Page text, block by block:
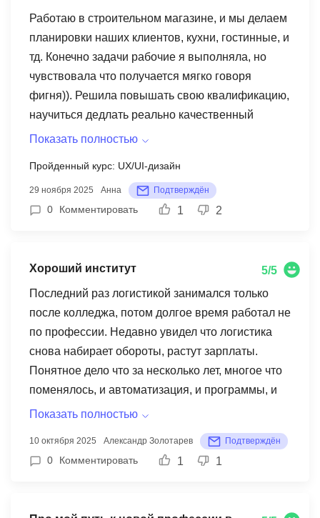
Работаю в строительном магазине, и мы делаем
планировки наших клиентов, кухни, гостинные, и
тд. Конечно задачи рабочие я выполняла, но
чувствовала что получается мягко говоря
фигня)). Решила повышать свою квалификацию,
научиться дедлать реально качественный
красивый дизайн. Искала программы, но
поступила. 1 что хотела бы отметить так это
удобный личный кабинет, разобралась очень
быстро + куратор помогал. 2 удобство онлайн
что все онлайн школы это шарашкины конторы
не дающие никаких знаний, но тут все
подругому. Программа нацелена не на просто
выпуск студентов, а реально сделать из тебя
профессионала 3 практические задания, их
реально много, иногда даже слишком, но мне в
кайф)) В целом учеба получилась офигенная,
Показать полностью
Пройденный курс: UX/UI-дизайн
29 ноября 2025 Анна Подтверждён
0 Комментировать 1 2
Хороший институт
5/5
Последний раз логистикой занимался только
после колледжа, потом долгое время работал не
по профессии. Недавно увидел что логистика
снова набирает обороты, растут зарплаты.
Понятное дело что за несколько лет, многое что
поменялось, и автоматизация, и программы, и
тд. Решил пройти обучение по логистическому
Лекции не затянутые, инфа дается полезная и
применимая в реальной жизни, нормальный
Показать полностью
10 октября 2025 Александр Золотарев Подтверждён
0 Комментировать 1 1